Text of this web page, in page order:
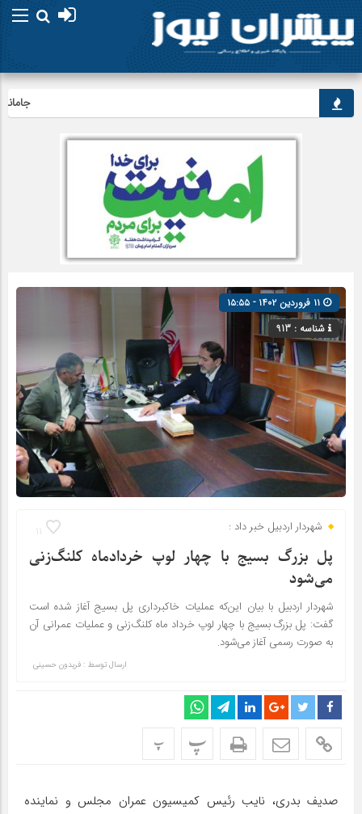
شناسه : 913
11 شهردار اردبیل خبر داد :
پل بزرگ بسیج با چهار لوپ خردادماه کلنگ‌زنی
می‌شود
شهردار اردبیل با بیان این‌که عملیات خاکبرداری پل بسیج آغاز شده است
گفت: پل بزرگ بسیج با چهار لوپ خرداد ماه کلنگ‌زنی و عملیات عمرانی آن
به صورت رسمی آغاز می‌شود.
ارسال توسط : فریدون حسینی
پ پ
صدیف بدری، نایب رئیس کمیسیون عمران مجلس و نماینده